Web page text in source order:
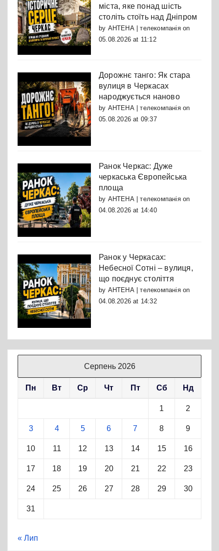
міста, яке понад шість
століть стоїть над Дніпром
by АНТЕНА | телекомпаніяon
05.08.2026 at 11:12
Дорожнє танго: Як стара
вулиця в Черкасах
народжується наново
by АНТЕНА | телекомпаніяon
05.08.2026 at 09:37
Ранок Черкас: Дуже
черкаська Європейська
площа
by АНТЕНА | телекомпаніяon
04.08.2026 at 14:40
Ранок у Черкасах:
Небесної Сотні – вулиця,
що поєднує століття
by АНТЕНА | телекомпаніяon
04.08.2026 at 14:32
Серпень 2026
Пн Вт Ср Чт Пт Сб Нд
1 2
3 4 5 6 7 8 9
10 11 12 13 14 15 16
17 18 19 20 21 22 23
24 25 26 27 28 29 30
31
« Лип